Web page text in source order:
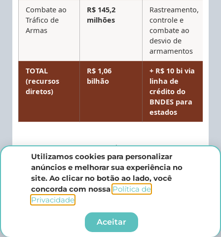
Combate ao
Tráfico de
Armas
R$ 145,2
milhões
Rastreamento,
controle e
combate ao
desvio de
armamentos
TOTAL
(recursos
diretos)
R$ 1,06
bilhão
+ R$ 10 bi via
linha de
crédito do
BNDES para
estados
O governo federal também anunciou a criação
de umalinha de crédito de R$ 10 bilhões via
BNDESpara os estados que aderirem ao
programa, destinada à aquisição de viaturas,
equipamentos tecnológicos, drones, câmeras
corporais, bloqueadores de sinal e
equipamentos periciais. Nos termos do § 2º do
Utilizamos cookies para personalizar
anúncios e melhorar sua experiência no
site. Ao clicar no botão ao lado, você
concorda com nossa Política de
Privacidade.​
Aceitar